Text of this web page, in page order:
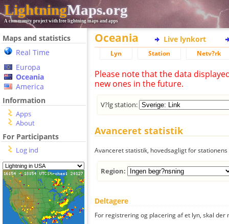
LightningMaps.org
A community project with free lightning maps and apps
Maps and statistics
Real Time
Europa
Oceania
America
Information
Apps
About
For Participants
Log ind
Oceania Live lynkort
Lyn Station Netv?rk
Please note that the data
new ones in the future.
V?lg station:
Avanceret statistik
Avanceret statistik, hovedsagligt for
Region:
Deltagere
For registrering og placering af et lyn, skal